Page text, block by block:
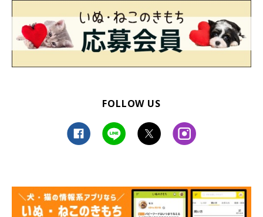
いぬのきもち投稿写真ギャラリー
最後は、いま現在「シニア犬」を飼っている飼い主さんの回答を
「毛布です。温度調節ができにくくなるため毛布があると
「保湿保温できる毛布。1日の気温変化に対応できるし、
気持ちとさそうに使ってくれる」
FOLLOW US